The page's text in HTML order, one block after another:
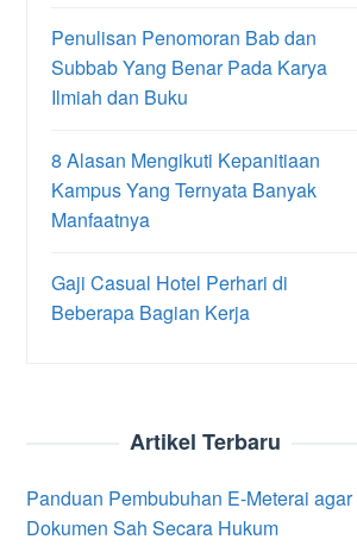
Penulisan Penomoran Bab dan
Subbab Yang Benar Pada Karya
Ilmiah dan Buku
8 Alasan Mengikuti Kepanitiaan
Kampus Yang Ternyata Banyak
Manfaatnya
Gaji Casual Hotel Perhari di
Beberapa Bagian Kerja
Artikel Terbaru
Panduan Pembubuhan E-Meterai agar
Dokumen Sah Secara Hukum